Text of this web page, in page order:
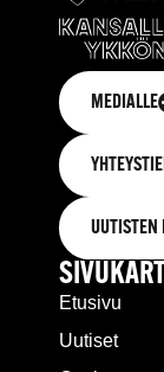
MEDIALLE
UUTISTEN
Etusivu
Uutiset